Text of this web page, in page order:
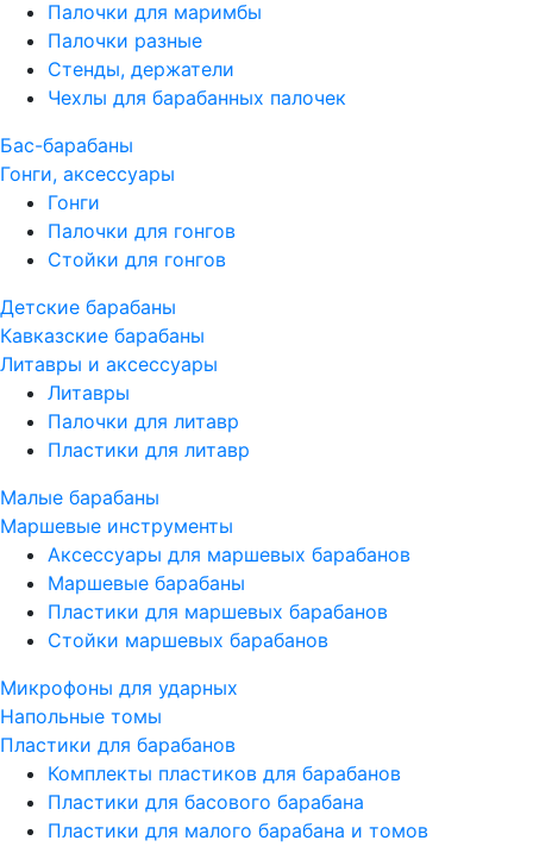
Палочки для маримбы
Палочки разные
Стенды, держатели
Чехлы для барабанных палочек
Бас-барабаны
Гонги, аксессуары
Гонги
Палочки для гонгов
Стойки для гонгов
Детские барабаны
Кавказские барабаны
Литавры и аксессуары
Литавры
Палочки для литавр
Пластики для литавр
Малые барабаны
Маршевые инструменты
Аксессуары для маршевых барабанов
Маршевые барабаны
Пластики для маршевых барабанов
Стойки маршевых барабанов
Микрофоны для ударных
Напольные томы
Пластики для барабанов
Комплекты пластиков для барабанов
Пластики для басового барабана
Пластики для малого барабана и томов